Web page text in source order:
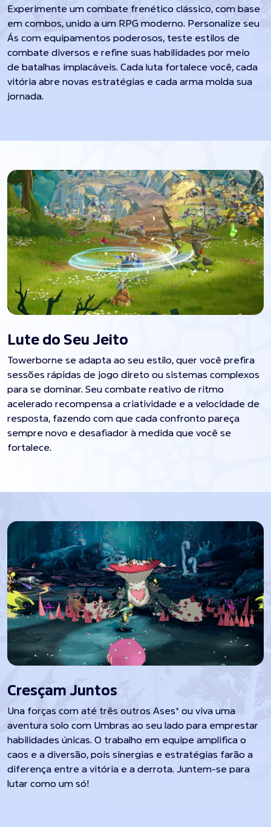
Experimente um combate frenético clássico, com base
em combos, unido a um RPG moderno. Personalize seu
Ás com equipamentos poderosos, teste estilos de
combate diversos e refine suas habilidades por meio
de batalhas implacáveis. Cada luta fortalece você, cada
vitória abre novas estratégias e cada arma molda sua
jornada.
Lute do Seu Jeito
Towerborne se adapta ao seu estilo, quer você prefira
sessões rápidas de jogo direto ou sistemas complexos
para se dominar. Seu combate reativo de ritmo
acelerado recompensa a criatividade e a velocidade de
resposta, fazendo com que cada confronto pareça
sempre novo e desafiador à medida que você se
fortalece.
Cresçam Juntos
Una forças com até três outros Ases* ou viva uma
aventura solo com Umbras ao seu lado para emprestar
habilidades únicas. O trabalho em equipe amplifica o
caos e a diversão, pois sinergias e estratégias farão a
diferença entre a vitória e a derrota. Juntem-se para
lutar como um só!